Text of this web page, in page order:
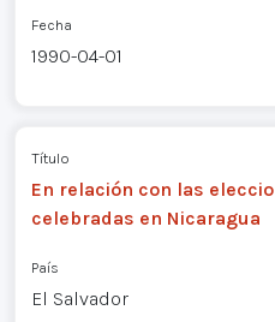
Fecha
1990-04-01
Título
En relación con las
celebradas en Nicaragua
País
El Salvador